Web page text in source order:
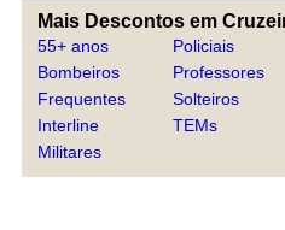
Mais Descontos em
55+ anos
Bombeiros
Frequentes
Interline
Militares
Policiais
Professores
Solteiros
TEMs